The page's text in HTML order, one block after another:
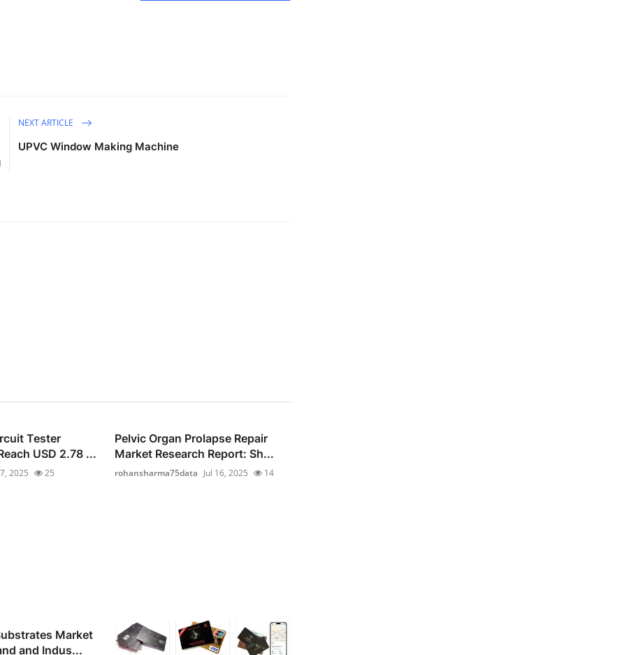
NEXT ARTICLE
UPVC Window Making Machine
Tester
USD 2.78 ...
2025 25
Pelvic Organ Prolapse Repair
Market Research Report: Sh...
rohansharma75data Jul 16, 2025 14
Market
and Indus...